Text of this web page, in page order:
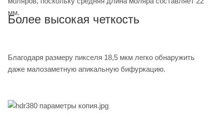
мм.
Более высокая четкость
Благодаря размеру пикселя 18,5 мкм легко обнаружить
даже малозаметную апикальную бифуркацию.